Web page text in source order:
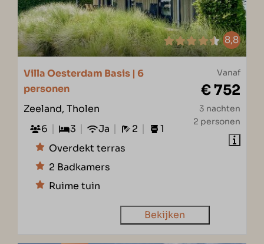
8,8
Vanaf
€ 752
3 nachten
2 personen
Villa Oesterdam Basis | 6
personen
Zeeland, Tholen
6
3 Ja 2
1
Overdekt terras
2 Badkamers
Ruime tuin
Bekijken